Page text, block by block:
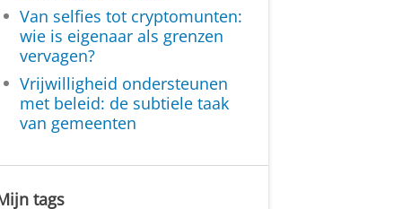
Van selfies tot cryptomunten:
wie is eigenaar als grenzen
vervagen?
Vrijwilligheid ondersteunen
met beleid: de subtiele taak
van gemeenten
tags